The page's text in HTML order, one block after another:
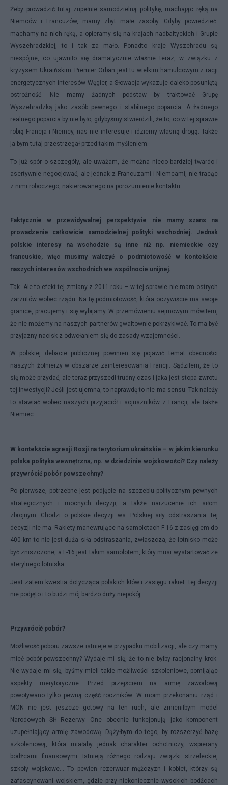
Żeby prowadzić tutaj zupełnie samodzielną politykę, machając ręką na
Niemców i Francuzów, mamy zbyt małe zasoby. Gdyby powiedzieć:
machamy na nich ręką, a opieramy się na krajach nadbałtyckich i Grupie
Wyszehradzkiej, to i tak za mało. Ponadto kraje Wyszehradu są
niespójne, co ujawniło się dramatycznie właśnie teraz, w związku z
kryzysem Ukraińskim. Premier Orban jest tu wielkim hamulcowym z racji
energetycznych interesów Węgier, a Słowacja wykazuje daleko posuniętą
ostrożność. Nie mamy żadnych podstaw by traktować Grupę
Wyszehradzką jako zasób pewnego i stabilnego poparcia. A żadnego
realnego poparcia by nie było, gdybyśmy stwierdzili, że to, co w tej sprawie
robią Francja i Niemcy, nas nie interesuje i idziemy własną drogą. Także
ja bym tutaj przestrzegał przed takim myśleniem.
To już spór o szczegóły, ale uważam, że można nieco bardziej twardo i
asertywnie negocjować, ale jednak z Francuzami i Niemcami, nie tracąc
z nimi roboczego, nakierowanego na porozumienie kontaktu.
Faktycznie w przewidywalnej perspektywie nie mamy szans na
prowadzenie całkowicie samodzielnej polityki wschodniej. Jednak
polskie interesy na wschodzie są inne niż np. niemieckie czy
francuskie, więc musimy walczyć o podmiotowość w kontekście
naszych interesów wschodnich we wspólnocie unijnej.
Tak. Ale to efekt tej zmiany z 2011 roku – w tej sprawie nie mam ostrych
zarzutów wobec rządu. Na tę podmiotowość, która oczywiście ma swoje
granice, pracujemy i się wybijamy. W przemówieniu sejmowym mówiłem,
że nie możemy na naszych partnerów gwałtownie pokrzykiwać. To ma być
przyjazny nacisk z odwołaniem się do zasady wzajemności.
W polskiej debacie publicznej powinien się pojawić temat obecności
naszych żołnierzy w obszarze zainteresowania Francji. Sądziłem, że to
się może przydać, ale teraz przyszedł trudny czas i jaka jest stopa zwrotu
tej inwestycji? Jeśli jest ujemna, to naprawdę to nie ma sensu. Tak należy
to stawiać wobec naszych przyjaciół i sojuszników z Francji, ale także
Niemiec.
W kontekście agresji Rosji na terytorium ukraińskie – w jakim kierunku
polska polityka wewnętrzna, np. w dziedzinie wojskowości? Czy należy
przywrócić pobór powszechny?
Po pierwsze, potrzebne jest podjęcie na szczeblu politycznym pewnych
strategicznych i mocnych decyzji, a także narzucenie ich siłom
zbrojnym. Chodzi o polskie decyzji ws. Polskiej siły odstraszania: tej
decyzji nie ma. Rakiety manewrujące na samolotach F-16 z zasięgiem do
400 km to nie jest duża siła odstraszania, zwłaszcza, że lotnisko może
być zniszczone, a F-16 jest takim samolotem, który musi wystartować ze
sterylnego lotniska.
Jest zatem kwestia dotycząca polskich kłów i zasięgu rakiet: tej decyzji
nie podjęto i to budzi mój bardzo duży niepokój.
Przywrócić pobór?
Możliwość poboru zawsze istnieje w przypadku mobilizacji, ale czy mamy
mieć pobór powszechny? Wydaje mi się, że to nie byłby racjonalny krok.
Nie wydaje mi się, byśmy mieli takie możliwości szkoleniowe, pomijając
aspekty merytoryczne. Przed przejściem na armię zawodową
powoływano tylko pewną część roczników. W moim przekonaniu rząd i
MON nie jest jeszcze gotowy na ten ruch, ale zmieniłbym model
Narodowych Sił Rezerwy. One obecnie funkcjonują jako komponent
uzupełniający armię zawodową. Dążyłbym do tego, by rozszerzyć bazę
szkoleniową, która miałaby jednak charakter ochotniczy, wspierany
bodźcami finansowymi. Istnieją różnego rodzaju związki strzeleckie,
szkoły wojskowe... To pewien rezerwuar mężczyzn i kobiet, którzy są
zafascynowani wojskiem, gdzie przy niekoniecznie wysokich bodźcach